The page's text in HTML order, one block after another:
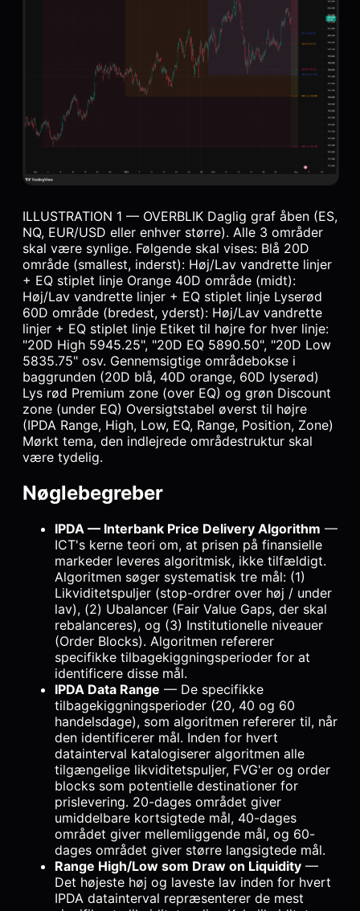
ILLUSTRATION 1 — OVERBLIK Daglig graf åben (ES,
NQ, EUR/USD eller enhver større). Alle 3 områder
skal være synlige. Følgende skal vises: Blå 20D
område (smallest, inderst): Høj/Lav vandrette linjer
+ EQ stiplet linje Orange 40D område (midt):
Høj/Lav vandrette linjer + EQ stiplet linje Lyserød
60D område (bredest, yderst): Høj/Lav vandrette
linjer + EQ stiplet linje Etiket til højre for hver linje:
"20D High 5945.25", "20D EQ 5890.50", "20D Low
5835.75" osv. Gennemsigtige områdebokse i
baggrunden (20D blå, 40D orange, 60D lyserød)
Lys rød Premium zone (over EQ) og grøn Discount
zone (under EQ) Oversigtstabel øverst til højre
(IPDA Range, High, Low, EQ, Range, Position, Zone)
Mørkt tema, den indlejrede områdestruktur skal
være tydelig.
Nøglebegreber
IPDA — Interbank Price Delivery Algorithm —
ICT's kerne teori om, at prisen på finansielle
markeder leveres algoritmisk, ikke tilfældigt.
Algoritmen søger systematisk tre mål: (1)
Likviditetspuljer (stop-ordrer over høj / under
lav), (2) Ubalancer (Fair Value Gaps, der skal
rebalanceres), og (3) Institutionelle niveauer
(Order Blocks). Algoritmen refererer
specifikke tilbagekiggningsperioder for at
identificere disse mål.
IPDA Data Range — De specifikke
tilbagekiggningsperioder (20, 40 og 60
handelsdage), som algoritmen refererer til, når
den identificerer mål. Inden for hvert
datainterval katalogiserer algoritmen alle
tilgængelige likviditetspuljer, FVG'er og order
blocks som potentielle destinationer for
prislevering. 20-dages området giver
umiddelbare kortsigtede mål, 40-dages
området giver mellemliggende mål, og 60-
dages området giver større langsigtede mål.
Range High/Low som Draw on Liquidity —
Det højeste høj og laveste lav inden for hvert
IPDA datainterval repræsenterer de mest